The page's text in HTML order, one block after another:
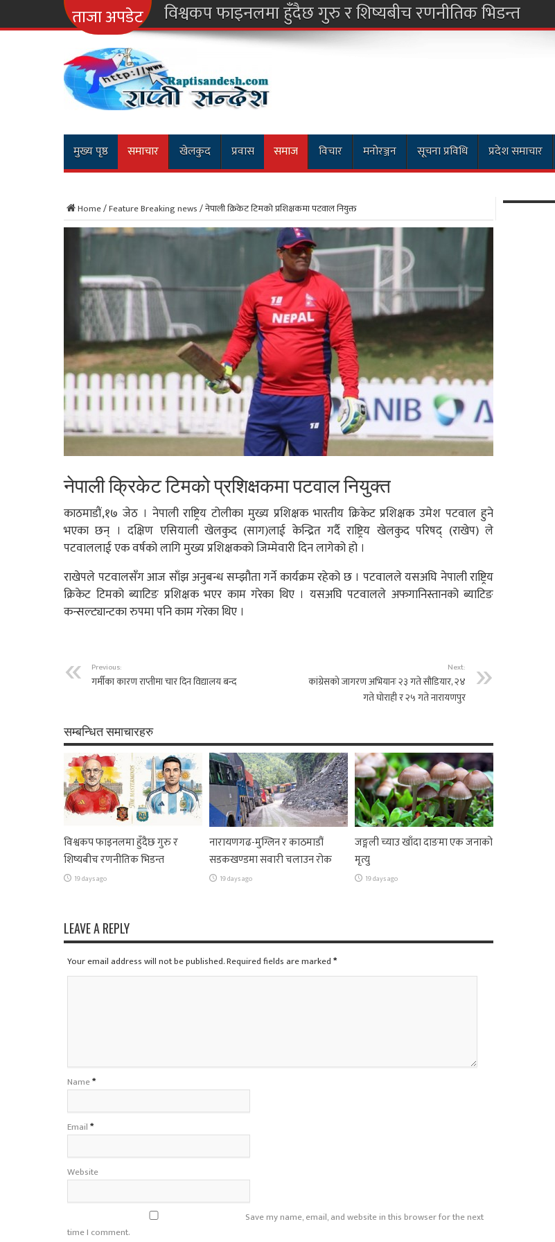
ताजा अपडेट विश्वकप फाइनलमा हुँदैछ गुरु र शिष्यबीच रणनीतिक भिडन्त
मुख्य पृष्ठ समाचार खेलकुद प्रवास समाज विचार मनोरञ्जन सूचना प्रविधि प्रदेश समाचार
Home/Feature Breaking news/नेपाली क्रिकेट टिमको प्रशिक्षकमा पटवाल नियुक्त
नेपाली क्रिकेट टिमको प्रशिक्षकमा पटवाल नियुक्त
काठमाडौं,१७ जेठ । नेपाली राष्ट्रिय टोलीका मुख्य प्रशिक्षक भारतीय क्रिकेट प्रशिक्षक उमेश पटवाल हुने
भएका छन् । दक्षिण एसियाली खेलकुद (साग)लाई केन्द्रित गर्दै राष्ट्रिय खेलकुद परिषद् (राखेप) ले
पटवाललाई एक वर्षको लागि मुख्य प्रशिक्षकको जिम्मेवारी दिन लागेको हो ।
राखेपले पटवालसँग आज साँझ अनुबन्ध सम्झौता गर्ने कार्यक्रम रहेको छ । पटवालले यसअघि नेपाली राष्ट्रिय
क्रिकेट टिमको ब्याटिङ प्रशिक्षक भएर काम गरेका थिए । यसअघि पटवालले अफगानिस्तानको ब्याटिङ
कन्सल्ट्यान्टका रुपमा पनि काम गरेका थिए ।
Previous:
गर्मीका कारण राप्तीमा चार दिन विद्यालय बन्द
Next:
कांग्रेसको जागरण अभियानः २३ गते सौडियार, २४
गते घोराही र २५ गते नारायणपुर
सम्बन्धित समाचारहरु
विश्वकप फाइनलमा हुँदैछ गुरु र
शिष्यबीच रणनीतिक भिडन्त
19 days ago
नारायणगढ-मुग्लिन र काठमाडौं
सडकखण्डमा सवारी चलाउन रोक
19 days ago
जङ्गली च्याउ खाँदा दाङमा एक जनाको
मृत्यु
19 days ago
LEAVE A REPLY
Your email address will not be published. Required fields are marked*
Name*
Email*
Website
Save my name, email, and website in this browser for the next
time I comment.